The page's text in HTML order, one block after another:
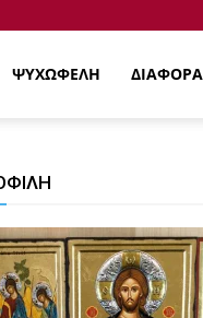
ΨΥΧΩΦΕΛΗ ΔΙΑΦΟΡΑ